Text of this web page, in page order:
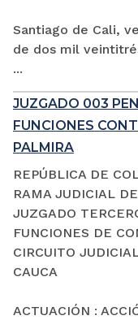
Santiago de Cali,
de dos mil
...
JUZGADO 003
FUNCIONES
PALMIRA
REPÚBLICA DE
RAMA JUDICIAL
JUZGADO
FUNCIONES DE
CIRCUITO
CAUCA
ACTUACIÓN :